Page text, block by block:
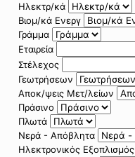
Ηλεκτρ/κά
Βιομ/κά Ενεργ
Γράμμα
Εταιρεία
Στέλεχος
Γεωτρήσεων
Αποκ/ψεις Μετ/λείων
Πράσινο
Πλωτά
Νερά - Απόβλητα
Ηλεκτρονικός Εξοπλισμός